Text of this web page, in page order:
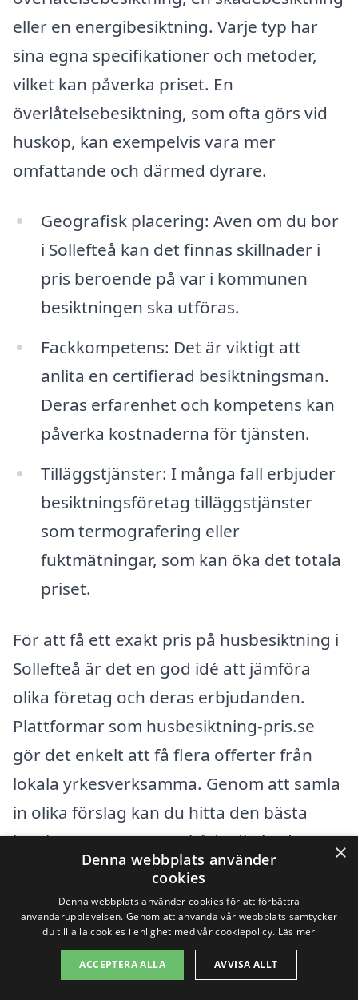
eller en energibesiktning. Varje typ har
sina egna specifikationer och metoder,
vilket kan påverka priset. En
överlåtelsebesiktning, som ofta görs vid
husköp, kan exempelvis vara mer
omfattande och därmed dyrare.
Geografisk placering: Även om du bor
i Sollefteå kan det finnas skillnader i
pris beroende på var i kommunen
besiktningen ska utföras.
Fackkompetens: Det är viktigt att
anlita en certifierad besiktningsman.
Deras erfarenhet och kompetens kan
påverka kostnaderna för tjänsten.
Tilläggstjänster: I många fall erbjuder
besiktningsföretag tilläggstjänster
som termografering eller
fuktmätningar, som kan öka det totala
priset.
För att få ett exakt pris på husbesiktning i
Sollefteå är det en god idé att jämföra
olika företag och deras erbjudanden.
Plattformar som husbesiktning-pris.se
gör det enkelt att få flera offerter från
lokala yrkesverksamma. Genom att samla
in olika förslag kan du hitta den bästa
lösningen som passar både din budget
och dina behov.
Få 3 erbjudanden, gratis och utan
förpliktelser
×
Denna webbplats använder
cookies
Denna webbplats använder cookies för att förbättra
användarupplevelsen. Genom att använda vår webbplats samtycker
du till alla cookies i enlighet med vår cookiepolicy. Läs mer
ACCEPTERA ALLA AVVISA ALLT